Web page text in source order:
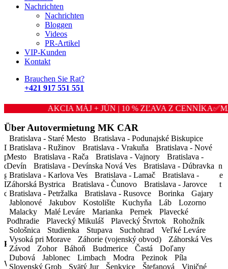
Nachrichten
Nachrichten
Bloggen
Videos
PR-Artikel
VIP-Kunden
Kontakt
Brauchen Sie Rat?
+421 917 551 551
AKCIA MÁJ + JÚN | 10 % ZĽAVA Z
Suche
Fahrzeugkategorie
Stammen aus
Datum bis
Bratislava - Staré Mesto
Bratislava - Podunajské Biskupice
Bratislava - Ružinov
Bratislava - Vrakuňa
Bratislava - Nové
Mesto
Bratislava - Rača Bratislava - Vajnory
Bratislava -
Devín
Bratislava - Devínska Nová Ves
Bratislava - Dúbravka
Bratislava - Karlova Ves
Bratislava - Lamač
Bratislava -
Záhorská Bystrica
Bratislava - Čunovo
Bratislava - Jarovce
Bratislava - Petržalka
Bratislava - Rusovce Borinka
Gajary
Jablonové
Jakubov Kostolište Kuchyňa Láb
Lozorno
Malacky
Malé Leváre Marianka Pernek
Plavecké
Podhradie
Plavecký Mikuláš Plavecký Štvrtok
Rohožník
Sološnica
Studienka Stupava Suchohrad
Veľké Leváre
Vysoká pri Morave
Záhorie (vojenský obvod)
Záhorská Ves
Závod
Zohor Báhoň Budmerice Častá
Doľany
Dubová
Jablonec Limbach Modra Pezinok
Píla
Slovenský Grob
Svätý Jur Šenkvice Štefanová
Viničné
Über Autovermietung MK CAR
Die Autovermietung Mk Car s.r.o ist eine der größten und
professionellsten Autovermietungen in der Slowakei. Wir haben
derzeit 150 Mietfahrzeuge zur Verfügung. Wir arbeiten mit fast allen
großen Unternehmen in der Slowakischen Republik zusammen. Die
Dienstleistungen unserer Autovermietung sind auf die Zufriedenheit
des Kunden zugeschnitten.
PARKPLATZ
Wir erweitern ständig unsere Mietwagenflotte mit neuen, qualitativ